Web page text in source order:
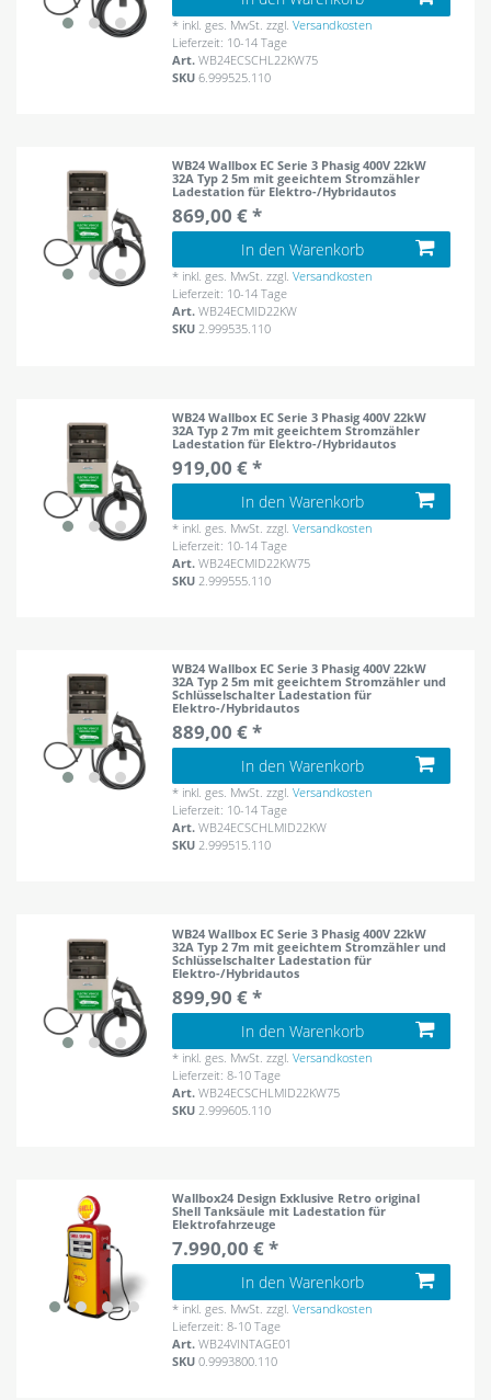
* inkl. ges. MwSt. zzgl.Versandkosten
Lieferzeit: 10-14 Tage
Art.WB24ECSCHL22KW75
SKU6.999525.110
WB24 Wallbox EC Serie 3 Phasig 400V 22kW
32A Typ 2 5m mit geeichtem Stromzähler
Ladestation für Elektro-/Hybridautos
869,00 € *
In den Warenkorb
* inkl. ges. MwSt. zzgl.Versandkosten
Lieferzeit: 10-14 Tage
Art.WB24ECMID22KW
SKU2.999535.110
WB24 Wallbox EC Serie 3 Phasig 400V 22kW
32A Typ 2 7m mit geeichtem Stromzähler
Ladestation für Elektro-/Hybridautos
919,00 € *
In den Warenkorb
* inkl. ges. MwSt. zzgl.Versandkosten
Lieferzeit: 10-14 Tage
Art.WB24ECMID22KW75
SKU 2.999555.110
WB24 Wallbox EC Serie 3 Phasig 400V 22kW
32A Typ 2 5m mit geeichtem Stromzähler und
Schlüsselschalter Ladestation für
Elektro-/Hybridautos
889,00 € *
In den Warenkorb
* inkl. ges. MwSt. zzgl.Versandkosten
Lieferzeit: 10-14 Tage
Art.WB24ECSCHLMID22KW
SKU2.999515.110
WB24 Wallbox EC Serie 3 Phasig 400V 22kW
32A Typ 2 7m mit geeichtem Stromzähler und
Schlüsselschalter Ladestation für
Elektro-/Hybridautos
899,90 € *
In den Warenkorb
* inkl. ges. MwSt. zzgl.Versandkosten
Lieferzeit: 8-10 Tage
Art.WB24ECSCHLMID22KW75
SKU 2.999605.110
Wallbox24 Design Exklusive Retro original
Shell Tanksäule mit Ladestation für
Elektrofahrzeuge
7.990,00 € *
In den Warenkorb
* inkl. ges. MwSt. zzgl.Versandkosten
Lieferzeit: 8-10 Tage
Art.WB24VINTAGE01
SKU0.9993800.110